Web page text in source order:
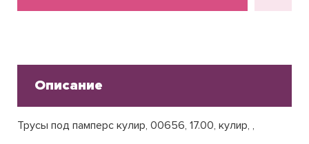
Описание
Трусы под памперс кулир, 00656, 17.00, кулир, ,